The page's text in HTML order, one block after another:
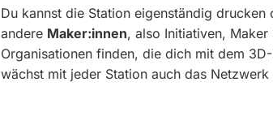
Du kannst die Station eigenständig drucken
andere Maker:innen, also Initiativen,
Organisationen finden, die dich mit dem
wächst mit jeder Station auch das Netzwerk